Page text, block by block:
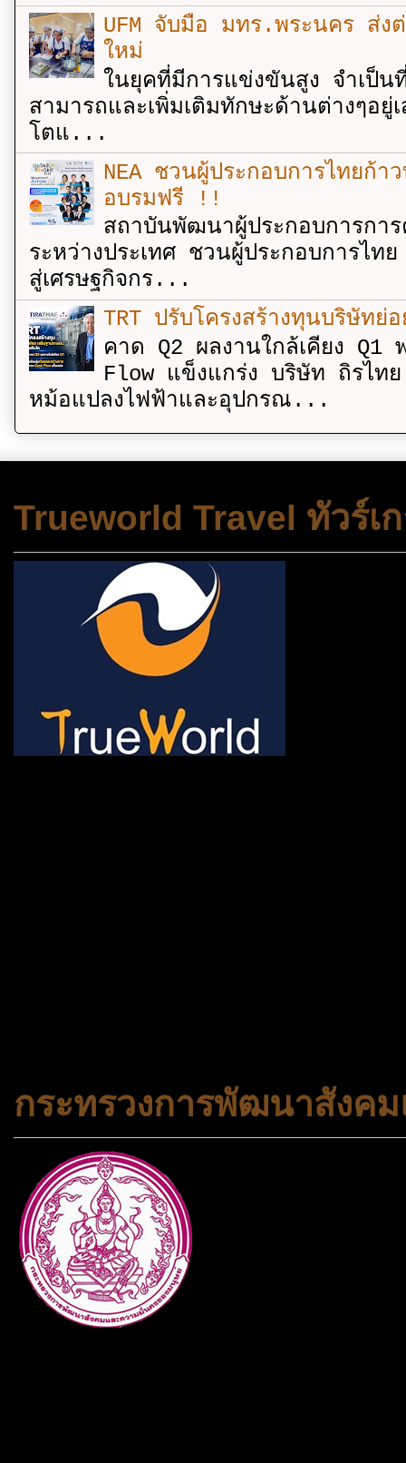
UFM จับมือ มทร.พระนคร ส่งต่
ใหม่
ในยุคที่มีการแข่งขันสูง จำเป็
สามารถและเพิ่มเติมทักษะด้านต่างๆอยู่
โตแ...
NEA ชวนผู้ประกอบการไทยก้า
อบรมฟรี !!
สถาบันพัฒนาผู้ประกอบการกา
ระหว่างประเทศ ชวนผู้ประกอบการไท
สู่เศรษฐกิจกร...
TRT ปรับโครงสร้างทุนบริษัทย่
คาด Q2 ผลงานใกล้เคียง Q1
Flow แข็งแกร่ง บริษัท ถิรไ
หม้อแปลงไฟฟ้าและอุปกรณ...
Trueworld Travel ทัวร์เ
กระทรวงการพัฒนาสังค